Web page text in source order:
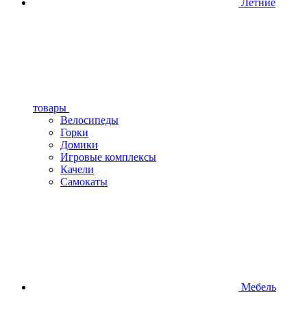
Летние
товары
Велосипеды
Горки
Домики
Игровые комплексы
Качели
Самокаты
Мебель